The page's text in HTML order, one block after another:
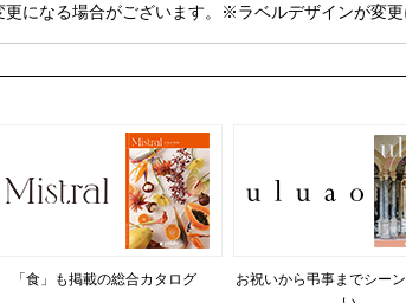
になる場合がございます。※ラベルデザインが変更
「食」も掲載の総合カタログ
お祝いから弔事までシー